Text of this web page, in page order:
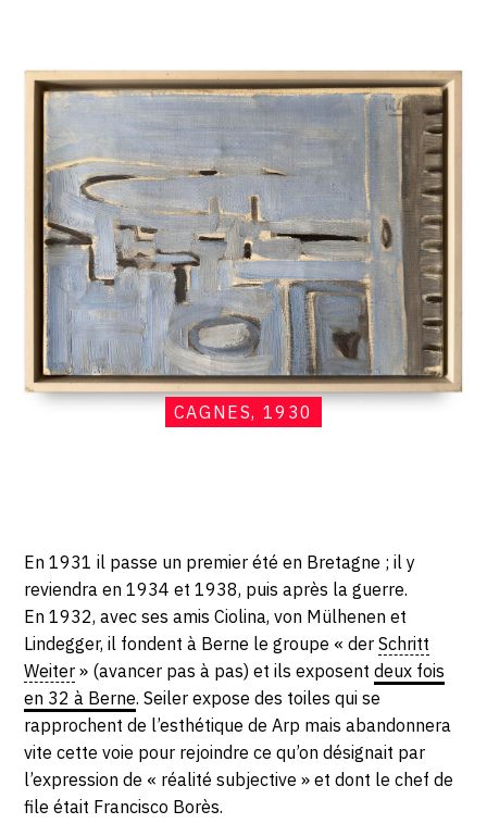
Hans
Seiler,
Cagnes,
CAGNES, 1930
En 1931 il passe un premier été en Bretagne ; il y
reviendra en 1934 et 1938, puis après la guerre.
En 1932, avec ses amis Ciolina, von Mülhenen et
Lindegger, il fondent à Berne le groupe « derSchritt
Weiter » (avancer pas à pas) et ils exposentdeux fois
en 32 à Berne. Seiler expose des toiles qui se
rapprochent de l’esthétique de Arp mais abandonnera
vite cette voie pour rejoindre ce qu’on désignait par
l’expression de « réalité subjective » et dont le chef de
file était Francisco Borès.